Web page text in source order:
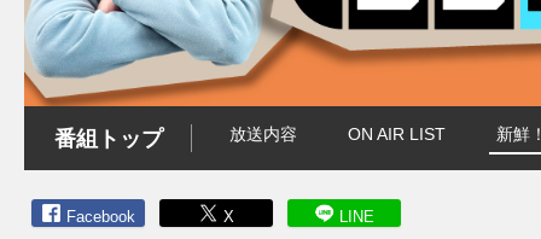
番組トップ 放送内容 ON AIR LIST 新鮮
Facebook X LINE